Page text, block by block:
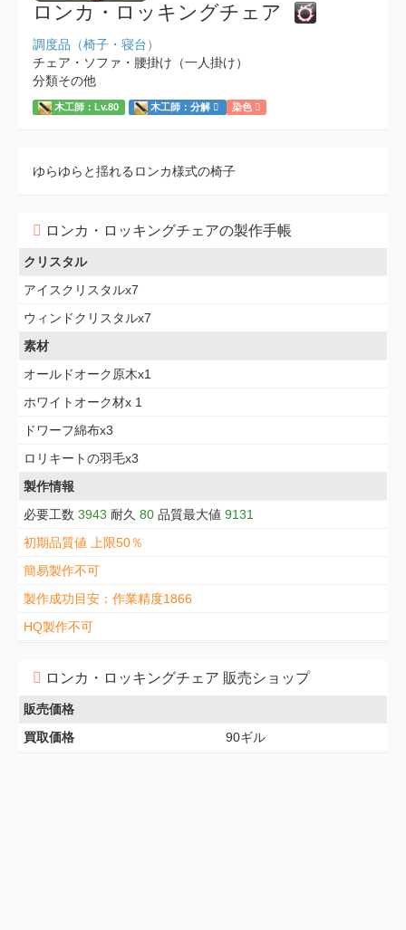
ロンカ・ロッキングチェア
調度品（椅子・寝台）
チェア・ソファ・腰掛け（一人掛け）
分類その他
木工師：Lv.80 木工師：分解 染色
ゆらゆらと揺れるロンカ様式の椅子
ロンカ・ロッキングチェアの製作手帳
クリスタル
アイスクリスタルx7
ウィンドクリスタルx7
素材
オールドオーク原木x1
ホワイトオーク材x 1
ドワーフ綿布x3
ロリキートの羽毛x3
製作情報
必要工数 3943 耐久 80 品質最大値 9131
初期品質値 上限50％
簡易製作不可
製作成功目安：作業精度1866
HQ製作不可
ロンカ・ロッキングチェア 販売ショップ
販売価格
買取価格
90ギル